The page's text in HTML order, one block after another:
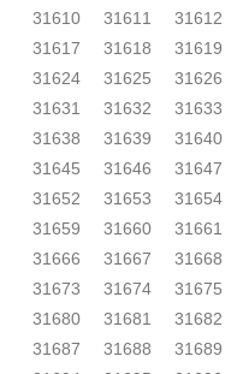
31610
31611 31612
31617
31618 31619
31624
31625 31626
31631
31632 31633
31638
31639 31640
31645
31646 31647
31652
31653 31654
31659
31660 31661
31666
31667 31668
31673
31674 31675
31680
31681 31682
31687
31688 31689